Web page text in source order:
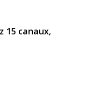
15 canaux,